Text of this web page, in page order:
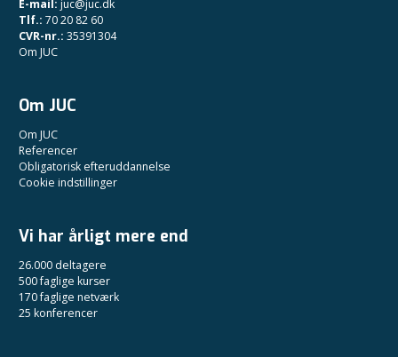
E-mail: juc@juc.dk
Tlf.: 70 20 82 60
CVR-nr.: 35391304
Om JUC
Om JUC
Om JUC
Referencer
Obligatorisk efteruddannelse
Cookie indstillinger
Vi har årligt mere end
26.000 deltagere
500 faglige kurser
170 faglige netværk
25 konferencer